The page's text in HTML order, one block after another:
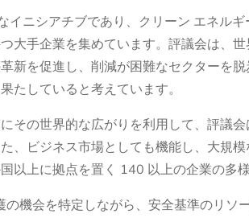
イニシアチブであり、クリーン エネル
大手企業を集めています。評議会は、
新を促進し、削減が困難なセクターを
たしていると考えています。
その世界的な広がりを利用して、評議
、ビジネス市場としても機能し、大規
以上に拠点を置く 140 以上の企業の多
機会を特定しながら、安全基準のリソ